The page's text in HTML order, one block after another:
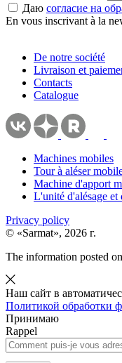
Даю согласие на
En vous inscrivant à la
De notre société
Livraison et
Contacts
Catalogue
Machines mobiles
Tour à aléser
Machine d'apport
L'unité d'alésage et
Privacy policy
© «Sarmat», 2026 г.
The information posted
Наш сайт в
Политикой обработки
Принимаю
Rappel